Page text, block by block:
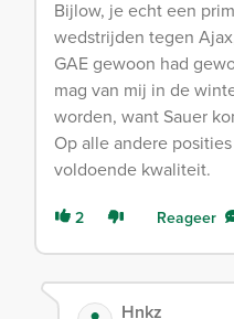
Bijlow, je echt een
wedstrijden tegen
GAE gewoon had
mag van mij in de
worden, want Sauer
Op alle andere
voldoende kwaliteit.
2 Reageer
Hnkz